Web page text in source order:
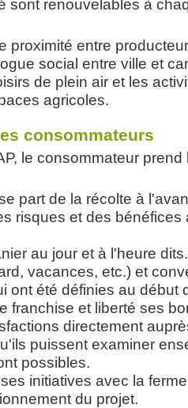
sont renouvelables à
proximité entre
social entre ville et
de plein air et les
agricoles.
consommateurs
le consommateur
part de la récolte à
risques et des bénéfices
au jour et à l'heure
vacances, etc.) et
ont été définies au début
franchise et liberté ses
directement
puissent examiner
possibles.
initiatives avec la
du projet.